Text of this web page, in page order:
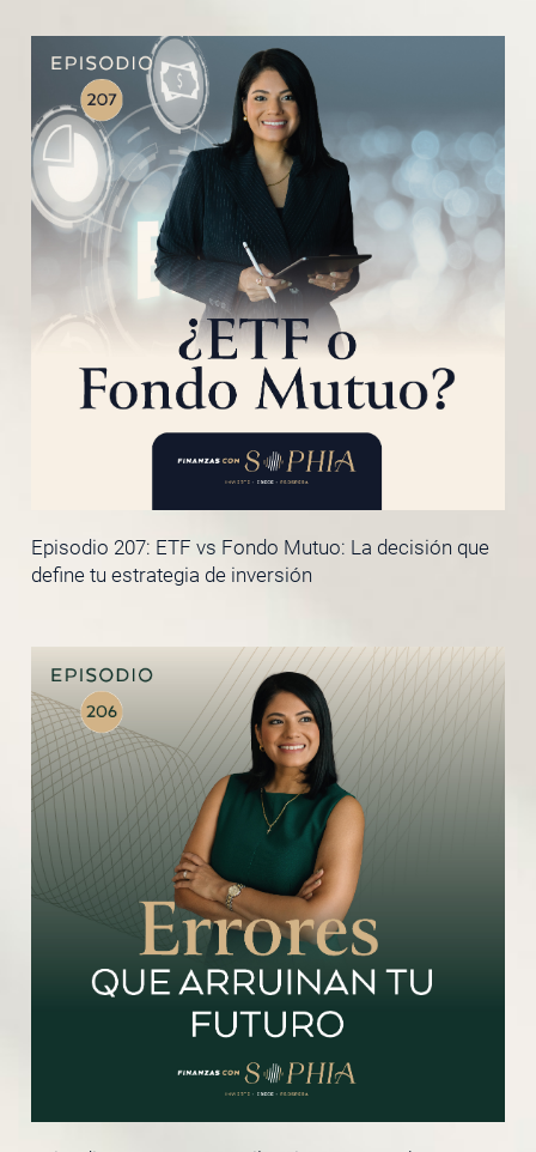
Episodio 207: ETF vs Fondo Mutuo: La decisión que
define tu estrategia de inversión